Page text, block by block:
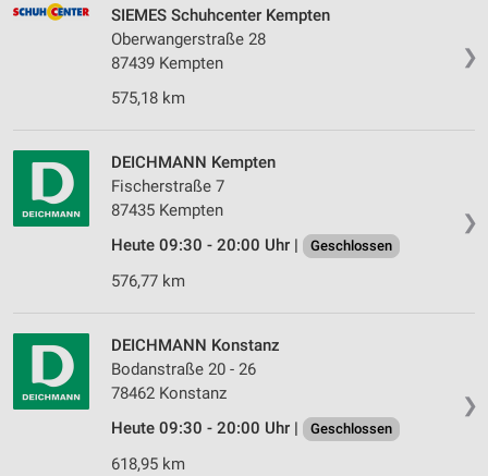
❯
SIEMES Schuhcenter Kempten
Oberwangerstraße 28
87439 Kempten
575,18 km
❯
DEICHMANN Kempten
Fischerstraße 7
87435 Kempten
Heute 09:30 - 20:00 Uhr |
Geschlossen
576,77 km
❯
DEICHMANN Konstanz
Bodanstraße 20 - 26
78462 Konstanz
Heute 09:30 - 20:00 Uhr |
Geschlossen
618,95 km